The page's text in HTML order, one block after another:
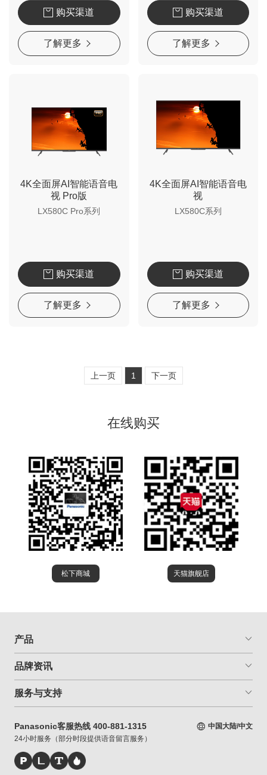
购买渠道
了解更多
购买渠道
了解更多
4K全面屏AI智能语音电
视 Pro版
LX580C Pro系列
购买渠道
了解更多
4K全面屏AI智能语音电
视
LX580C系列
购买渠道
了解更多
上一页 1 下一页
在线购买
松下商城 天猫旗舰店
产品
品牌资讯
服务与支持
Panasonic客服热线 400-881-1315
24小时服务（部分时段提供语音留言服务）
中国大陆/中文